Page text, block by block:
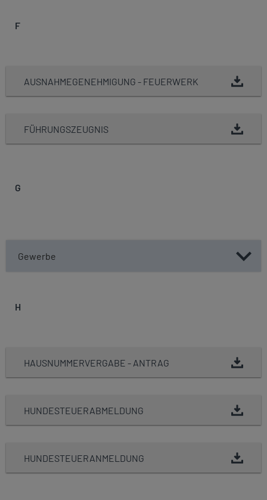
F
AUSNAHMEGENEHMIGUNG - FEUERWERK
FÜHRUNGSZEUGNIS
G
Gewerbe
H
HAUSNUMMERVERGABE - ANTRAG
HUNDESTEUERABMELDUNG
HUNDESTEUERANMELDUNG